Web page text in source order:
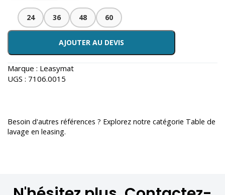
24 36 48 60
AJOUTER AU DEVIS
Marque : Leasymat
UGS : 7106.0015
Besoin d'autres références ? Explorez notre catégorie Table de
lavage en leasing.